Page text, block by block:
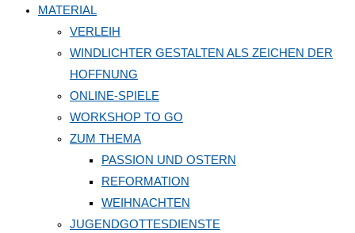
MATERIAL
VERLEIH
WINDLICHTER GESTALTEN ALS ZEICHEN DER
HOFFNUNG
ONLINE-SPIELE
WORKSHOP TO GO
ZUM THEMA
PASSION UND OSTERN
REFORMATION
WEIHNACHTEN
JUGENDGOTTESDIENSTE